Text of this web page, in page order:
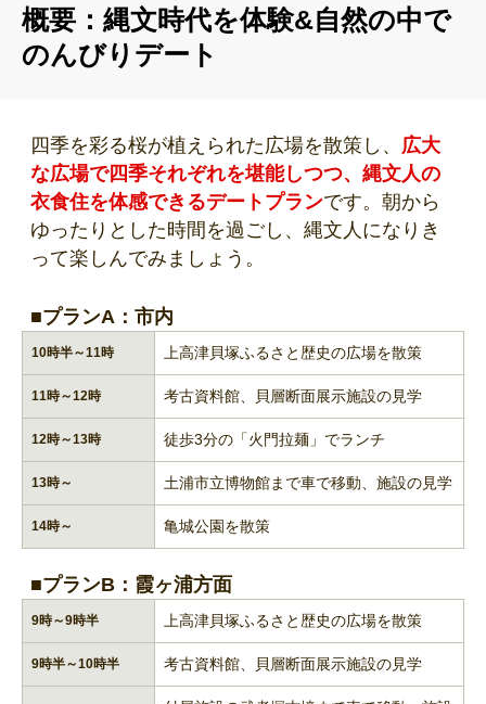
概要：縄文時代を体験&自然の中で
のんびりデート
四季を彩る桜が植えられた広場を散策し、 広大
な広場で四季それぞれを堪能しつつ、縄文人の
衣食住を体感できるデートプランです。朝から
ゆったりとした時間を過ごし、縄文人になりき
って楽しんでみましょう。
■プランA：市内
10時半～11時 上高津貝塚ふるさと歴史の広場を散策
11時～12時 考古資料館、貝層断面展示施設の見学
12時～13時 徒歩3分の「火門拉麺」でランチ
13時～ 土浦市立博物館まで車で移動、施設の見学
14時～ 亀城公園を散策
■プランB：霞ヶ浦方面
9時～9時半 上高津貝塚ふるさと歴史の広場を散策
9時半～10時半 考古資料館、貝層断面展示施設の見学